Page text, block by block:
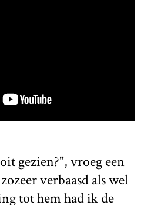
gezien?", vroeg een
verbaasd als wel
tot hem had ik de